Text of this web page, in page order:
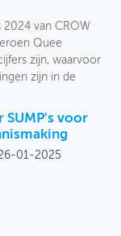
2024 van CROW
Quee
zijn, waarvoor
zijn in de
SUMP's voor
01-2025